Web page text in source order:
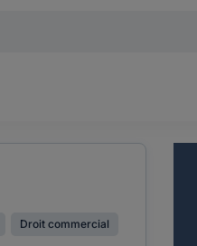
Droit commercial